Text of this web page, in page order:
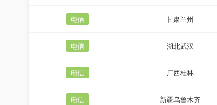
电信 甘肃兰州
电信 湖北武汉
电信 广西桂林
电信 新疆乌鲁木齐